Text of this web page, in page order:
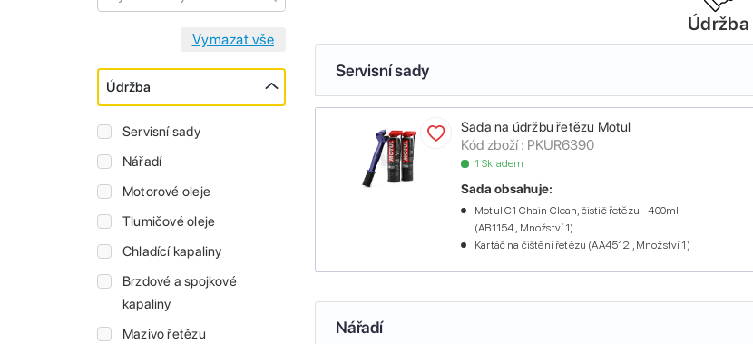
Údržba
Servisní sady
Nářadí
Motorové oleje
Tlumičové oleje
Chladící kapaliny
Brzdové a spojkové
kapaliny
Mazivo řetězu
Údržba
Servisní sady
Sada na údržbu řetězu Motul
Kód zboží : PKUR6390
1 Skladem
Sada obsahuje:
Motul C1 Chain Clean, čistič řetězu - 400ml
(AB1154 , Množství 1)
Kartáč na čištění řetězu (AA4512 , Množství 1)
Nářadí